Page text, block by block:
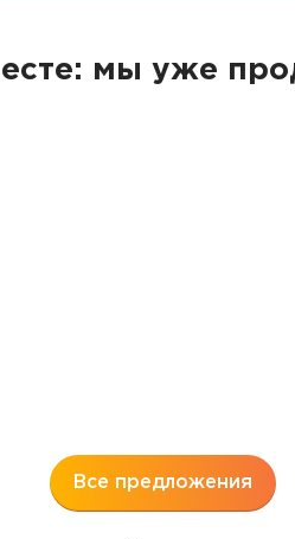
мы уже
Все предложения